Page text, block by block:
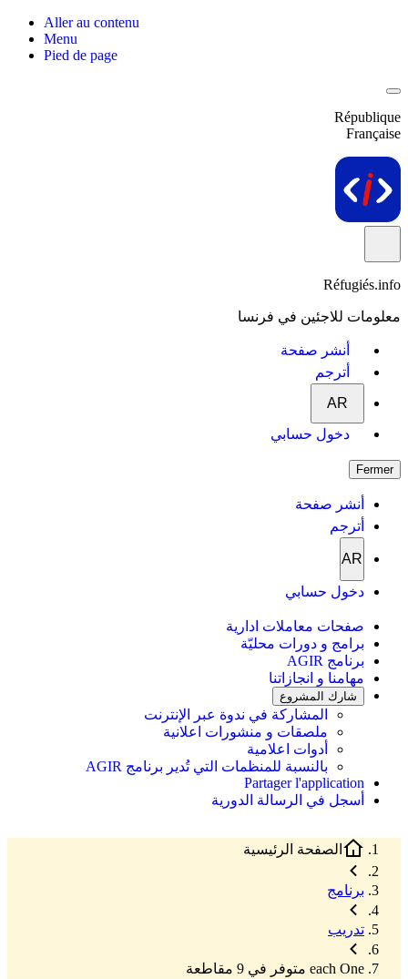
Aller au contenu
Menu
Pied de page
République
Française
Réfugiés.info
معلومات للاجئين في فرنسا
أنشر صفحة
أترجم
AR
دخول حسابي
Fermer
أنشر صفحة
أترجم
AR
دخول حسابي
صفحات معاملات ادارية
برامج و دورات محليّة
برنامج AGIR
مهامنا و انجازاتنا
شارك المشروع
المشاركة في ندوة عبر الإنترنت
ملصقات و منشورات اعلانية
أدوات اعلامية
بالنسبة للمنظمات التي تُدير برنامج AGIR
Partager l'application
أسجل في الرسالة الدورية
الصفحة الرئيسية
برنامج
تدريب
each One متوفر في 9 مقاطعة